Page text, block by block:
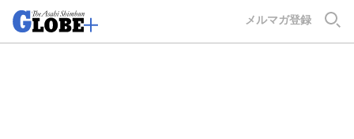
メルマガ登録